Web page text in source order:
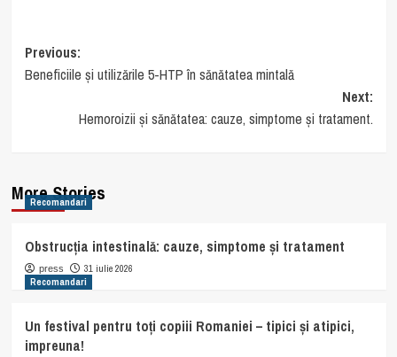
Post
navigation
Previous:
Beneficiile și utilizările 5-HTP în sănătatea mintală
Next:
Hemoroizii și sănătatea: cauze, simptome și tratament.
More Stories
Recomandari
Obstrucția intestinală: cauze, simptome și tratament
press
31 iulie 2026
Recomandari
Un festival pentru toți copiii Romaniei – tipici și atipici,
impreuna!